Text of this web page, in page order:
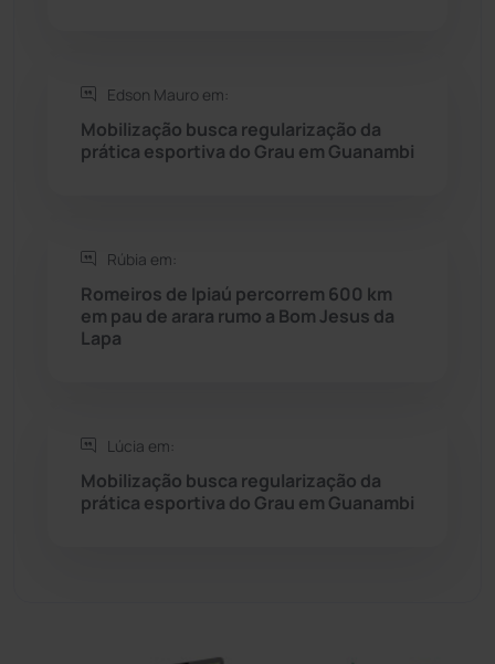
Seabra
Sebastião Laranjeiras (96)
Tanhaçu
Edson Mauro em:
Mobilização busca regularização da
prática esportiva do Grau em Guanambi
Rúbia em:
Romeiros de Ipiaú percorrem 600 km
em pau de arara rumo a Bom Jesus da
Lapa
Lúcia em:
Mobilização busca regularização da
prática esportiva do Grau em Guanambi